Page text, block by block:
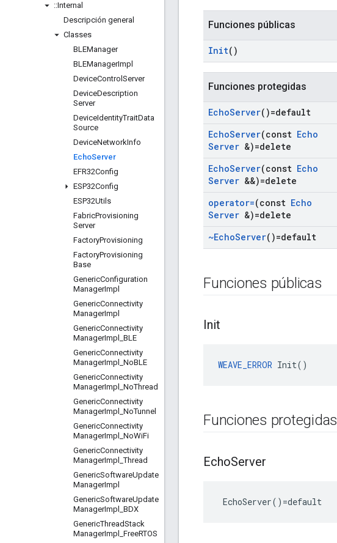
::Internal
Descripción general
Classes
BLEManager
BLEManagerImpl
DeviceControl Server
DeviceDescription
Server
DeviceIdentityTraitData
Source
DeviceNetworkInfo
EchoServer
EFR32Config
ESP32Config
ESP32Utils
FabricProvisioning
Server
FactoryProvisioning
FactoryProvisioning
Base
GenericConfiguration
ManagerImpl
GenericConnectivity
ManagerImpl
GenericConnectivity
ManagerImpl
BLE
GenericConnectivity
ManagerImpl NoBLE
GenericConnectivity
ManagerImpl NoThread
GenericConnectivity
ManagerImpl NoTunnel
GenericConnectivity
ManagerImpl NoWiFi
GenericConnectivity
ManagerImpl _Thread
GenericSoftwareUpdate
ManagerImpl
GenericSoftwareUpdate
ManagerImpl
BDX
GenericThreadStack
ManagerImpl FreeRTOS
Funciones públicas
Init()
Funciones protegidas
EchoServer()=default
EchoServer(const Echo
Server &)=delete
EchoServer(const Echo
Server &&)=delete
operator=(const Echo
Server &)=delete
~EchoServer()=default
Funciones públicas
Init
WEAVE_ERROR Init()
Funciones protegidas
EchoServer
EchoServer()=default